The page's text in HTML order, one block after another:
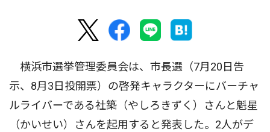
横浜市選挙管理委員会は、市長選（7月20日告
示、8月3日投開票）の啓発キャラクターにバーチャ
ルライバーである社築（やしろきずく）さんと魁星
（かいせい）さんを起用すると発表した。2人がデ